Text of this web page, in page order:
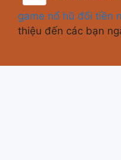
game nổ hũ đổi tiền
thiệu đến các bạn